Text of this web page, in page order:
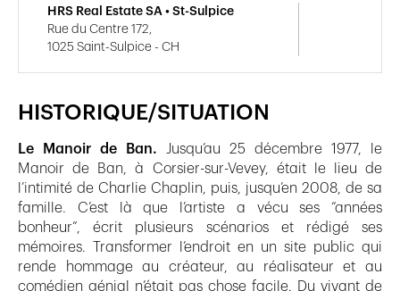
HISTORIQUE/SITUATION
Le Manoir de Ban.
Jusqu’au 25 décembre 1977, le
Manoir de Ban, à Corsier-sur-Vevey, était le lieu de
l’intimité de Charlie Chaplin, puis, jusqu’en 2008, de sa
famille. C’est là que l’artiste a vécu ses “années
bonheur”, écrit plusieurs scénarios et rédigé ses
mémoires. Transformer l’endroit en un site public qui
rende hommage au créateur, au réalisateur et au
comédien génial n’était pas chose facile. Du vivant de
HRS Real Estate SA • St-Sulpice
Rue du Centre 172,
1025 Saint-Sulpice - CH